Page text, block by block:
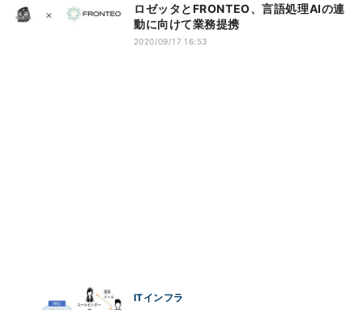
ロゼッタとFRONTEO、言語処理AIの連
動に向けて業務提携
2020/09/17 16:53
ITインフラ